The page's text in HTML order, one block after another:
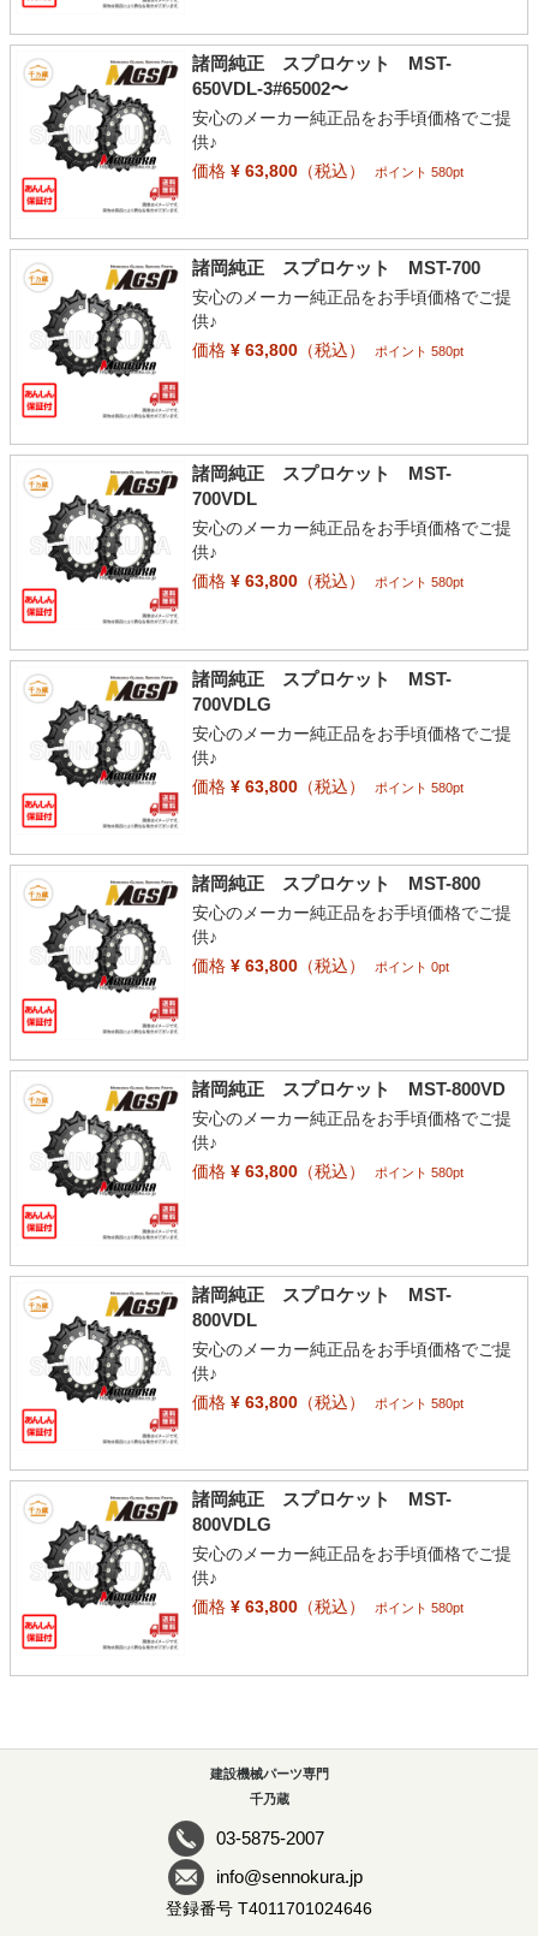
諸岡純正 スプロケット MST-
650VDL-3#65002〜
安心のメーカー純正品をお手頃価格でご提
供♪
価格¥ 63,800（税込） ポイント 580pt
諸岡純正 スプロケット MST-700
安心のメーカー純正品をお手頃価格でご提
供♪
価格¥ 63,800（税込） ポイント 580pt
諸岡純正 スプロケット MST-
700VDL
安心のメーカー純正品をお手頃価格でご提
供♪
価格¥ 63,800（税込） ポイント 580pt
諸岡純正 スプロケット MST-
700VDLG
安心のメーカー純正品をお手頃価格でご提
供♪
価格¥ 63,800（税込） ポイント 580pt
諸岡純正 スプロケット MST-800
安心のメーカー純正品をお手頃価格でご提
供♪
価格¥ 63,800（税込） ポイント 0pt
諸岡純正 スプロケット MST-800VD
安心のメーカー純正品をお手頃価格でご提
供♪
価格¥ 63,800（税込） ポイント 580pt
諸岡純正 スプロケット MST-
800VDL
安心のメーカー純正品をお手頃価格でご提
供♪
価格¥ 63,800（税込） ポイント 580pt
諸岡純正 スプロケット MST-
800VDLG
安心のメーカー純正品をお手頃価格でご提
供♪
価格¥ 63,800（税込） ポイント 580pt
建設機械パーツ専門
千乃蔵
03-5875-2007
info@sennokura.jp
登録番号 T4011701024646